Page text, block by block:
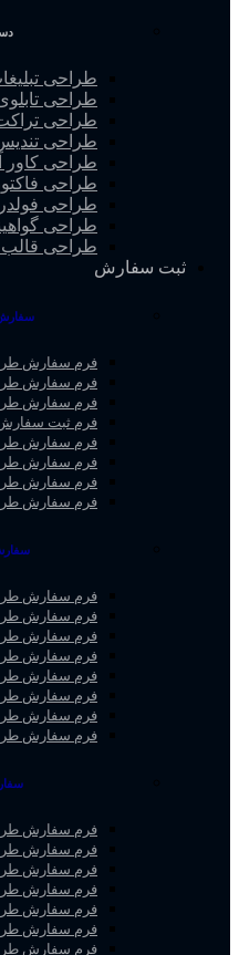
طراحی
طراحی
طراحی
طراحی
طراحی کاور
طراحی
طراحی فولدر
طراحی
طراحی قالب
ثبت سفارش
سفارش
فرم سفارش
فرم سفارش
فرم سفارش
فرم ثبت سفارش
فرم سفارش
فرم سفارش
فرم سفارش
فرم سفارش
فرم سفارش
فرم سفارش
فرم سفارش
فرم سفارش
فرم سفارش
فرم سفارش
فرم سفارش
فرم سفارش
فرم سفارش
فرم سفارش
فرم سفارش
فرم سفارش
فرم سفارش
فرم سفارش
فرم سفارش